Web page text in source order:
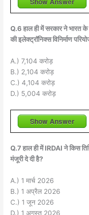
Q.6 हाल ही में सरकार ने भारत
की इलेक्ट्रॉनिक्स विनिर्माण
A.) 7,104 करोड़
B.) 2,104 करोड़
C.) 4,104 करोड़
D.) 5,004 करोड़
Show Answer
Q.7 हाल ही में IRDAI ने किस
मंजूरी दे दी है?
A.) 1 मार्च 2026
B.) 1 अप्रैल 2026
C.) 1 जून 2026
D.) 1 अगस्त 2026